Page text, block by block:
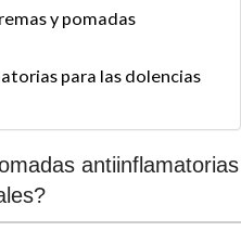
y pomadas
para las dolencias
antiinflamatorias